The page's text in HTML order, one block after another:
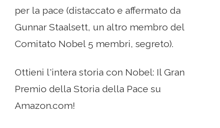
per la pace (distaccato e affermato da
Gunnar Staalsett, un altro membro del
Comitato Nobel 5 membri, segreto).
Ottieni l'intera storia con Nobel: Il Gran
Premio della Storia della Pace su
Amazon.com!